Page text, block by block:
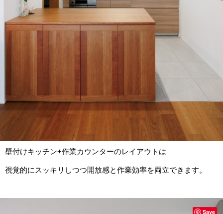
壁付けキッチン+作業カウンターのレイアウトは
視覚的にスッキリしつつ開放感と作業効率を両立できます。
Save